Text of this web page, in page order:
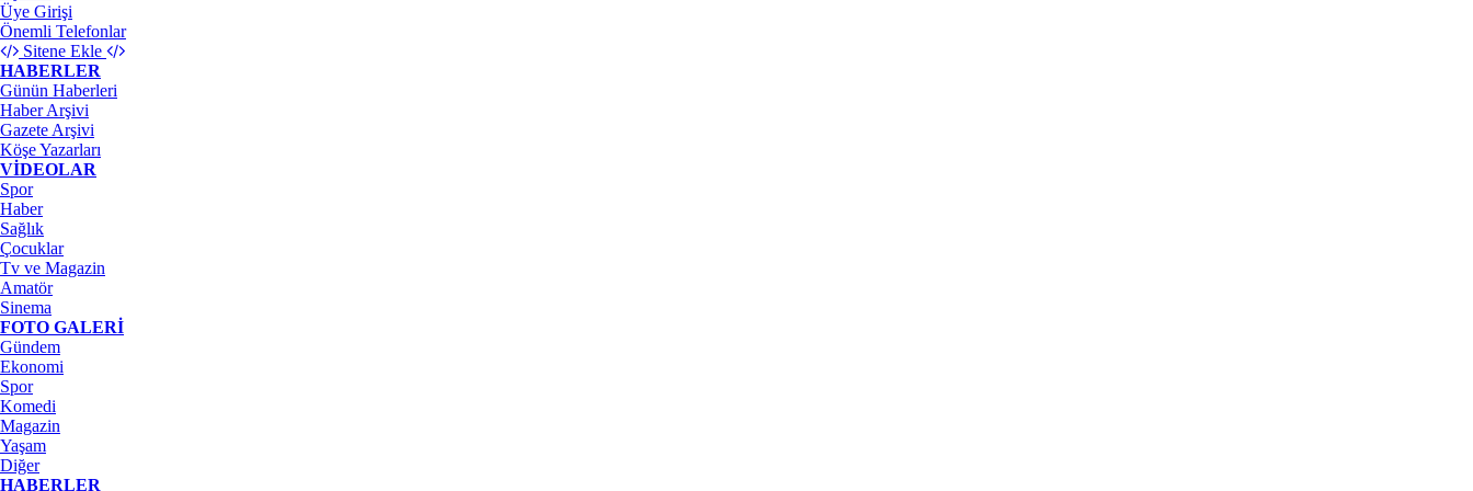
Üye Girişi
Önemli Telefonlar
Sitene Ekle
HABERLER
Günün Haberleri
Haber Arşivi
Gazete Arşivi
Köşe Yazarları
VİDEOLAR
Spor
Haber
Sağlık
Çocuklar
Tv ve Magazin
Amatör
Sinema
FOTO GALERİ
Gündem
Ekonomi
Spor
Komedi
Magazin
Yaşam
Diğer
HABERLER